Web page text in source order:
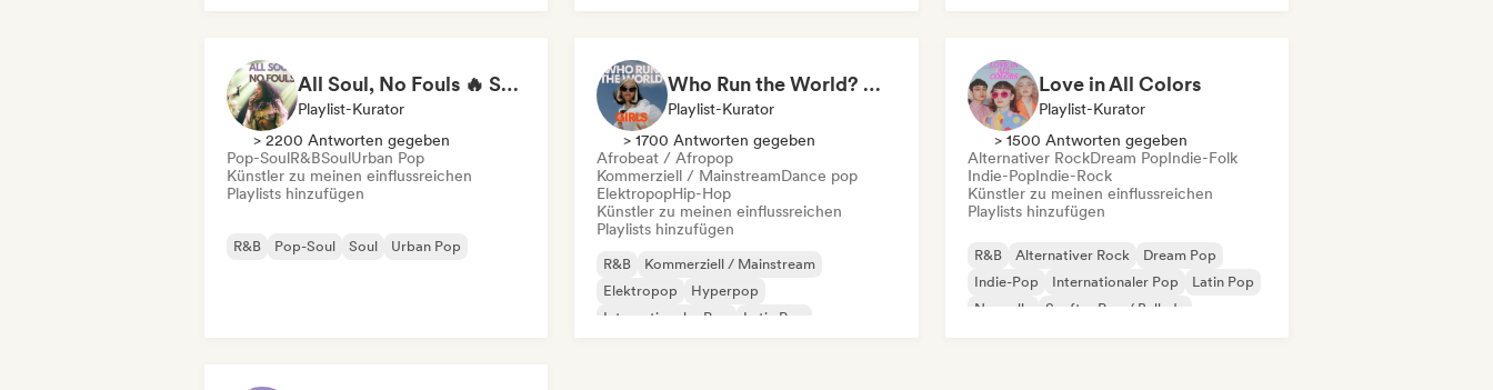
All Soul, No Fouls 🔥 Smooth Contemporary R&B & Neo Soul
Playlist-Kurator
> 2200 Antworten gegeben
Pop-SoulR&BSoulUrban Pop
Künstler zu meinen einflussreichen
Playlists hinzufügen
R&B Pop-Soul Soul Urban Pop
Who Run the World? Girls! 🔥 Female Empowerment Pop & Girl-Power Anthems
Playlist-Kurator
> 1700 Antworten gegeben
Afrobeat / Afropop
Kommerziell / MainstreamDance pop
ElektropopHip-Hop
Künstler zu meinen einflussreichen
Playlists hinzufügen
R&B
Kommerziell / Mainstream
Elektropop
Hyperpop
Internationaler Pop
Latin Pop
Love in All Colors
Playlist-Kurator
> 1500 Antworten gegeben
Alternativer RockDream PopIndie-Folk
Indie-PopIndie-Rock
Künstler zu meinen einflussreichen
Playlists hinzufügen
R&B Alternativer Rock
Dream Pop
Indie-Pop
Internationaler Pop
Latin Pop
Nouvelle
Sanfter Pop / Ballade